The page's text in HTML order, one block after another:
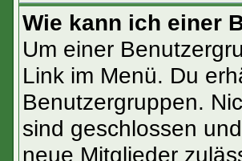
Wie kann ich einer
Um einer
Link im Menü. Du
Benutzergruppen.
sind geschlossen
neue Mitglieder